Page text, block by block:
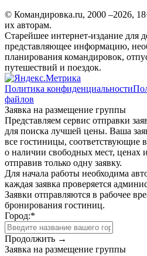
© Командировка.ru, 2000 –2026,
их авторам.
Старейшее интернет-издание для
представляющее информацию,
планирования командировок,
путешествий и поездок.
Политика конфиденциальности
файлов
Заявка на размещение группы
Представляем сервис отправки
для поиска лучшей цены. Ваша
все гостиницы, соответствующие
о наличии свободных мест, ценах
отправив только одну заявку.
Для начала работы необходима
каждая заявка проверяется
Заявки отправляются в рабочее
бронирования гостиниц.
Город:*
Продолжить →
Заявка на размещение группы